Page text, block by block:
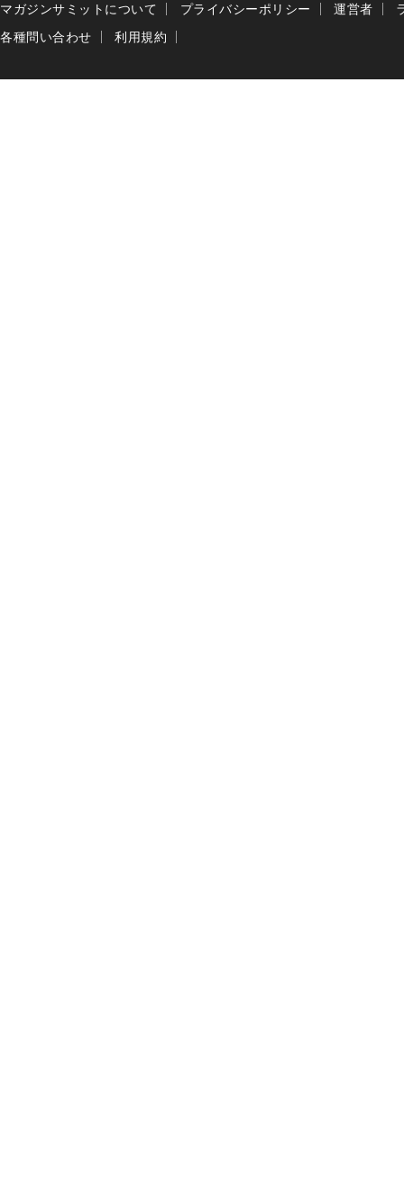
マガジンサミットについて プライバシーポリシー 運営者
各種問い合わせ
利用規約